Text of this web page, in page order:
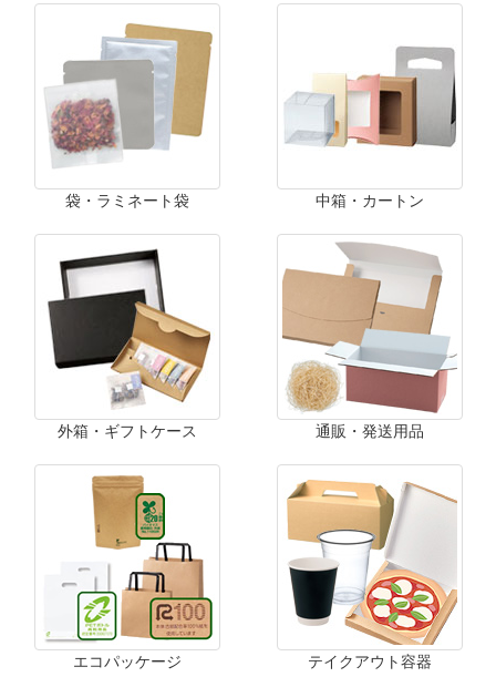
袋・ラミネート袋 中箱・カートン
外箱・ギフトケース 通販・発送用品
エコパッケージ テイクアウト容器